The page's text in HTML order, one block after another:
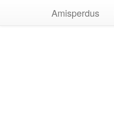
Amisperdus